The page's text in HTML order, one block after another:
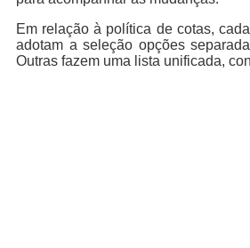
Em relação à política de cotas,
adotam a seleção opções
Outras fazem uma lista unificada,